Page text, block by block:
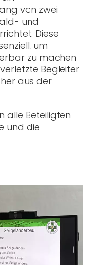
von zwei
und
Diese
um
zu machen
Begleiter
aus der
alle Beteiligten
und die